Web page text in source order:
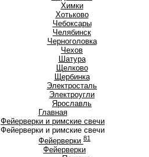
Химки
Хотьково
Чебоксары
Челябинск
Черноголовка
Чехов
Шатура
Щелково
Щербинка
Электросталь
Электроугли
Ярославль
Главная
Фейерверки и римские свечи
Фейерверки и римские свечи
Фейерверки 81
Фейерверки